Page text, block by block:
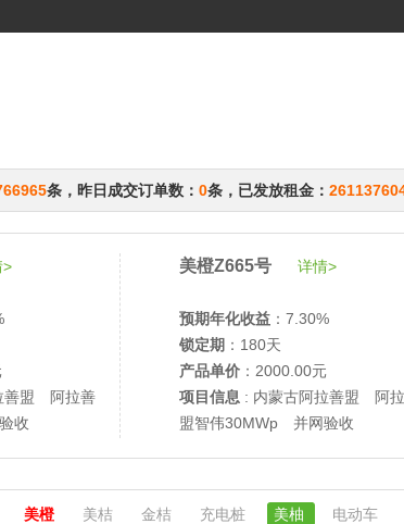
条，昨日成交订单数： 0条，已发放租金：
>
善盟 阿拉善
收
美橙Z665号 详情>
预期年化收益 ：7.30%
锁定期 ：180天
产品单价 ：2000.00元
项目信息 : 内蒙古阿拉善盟 阿
盟智伟30MWp 并网验收
美橙 美桔 金桔 充电桩 美柚 电动车